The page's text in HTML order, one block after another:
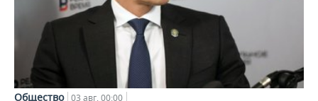
Общество 03 авг, 00:00